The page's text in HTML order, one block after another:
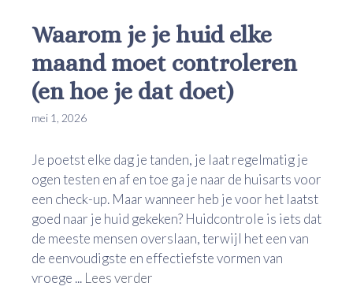
Waarom je je huid elke
maand moet controleren
(en hoe je dat doet)
mei 1, 2026
Je poetst elke dag je tanden, je laat regelmatig je
ogen testen en af en toe ga je naar de huisarts voor
een check-up. Maar wanneer heb je voor het laatst
goed naar je huid gekeken? Huidcontrole is iets dat
de meeste mensen overslaan, terwijl het een van
de eenvoudigste en effectiefste vormen van
vroege ... Lees verder